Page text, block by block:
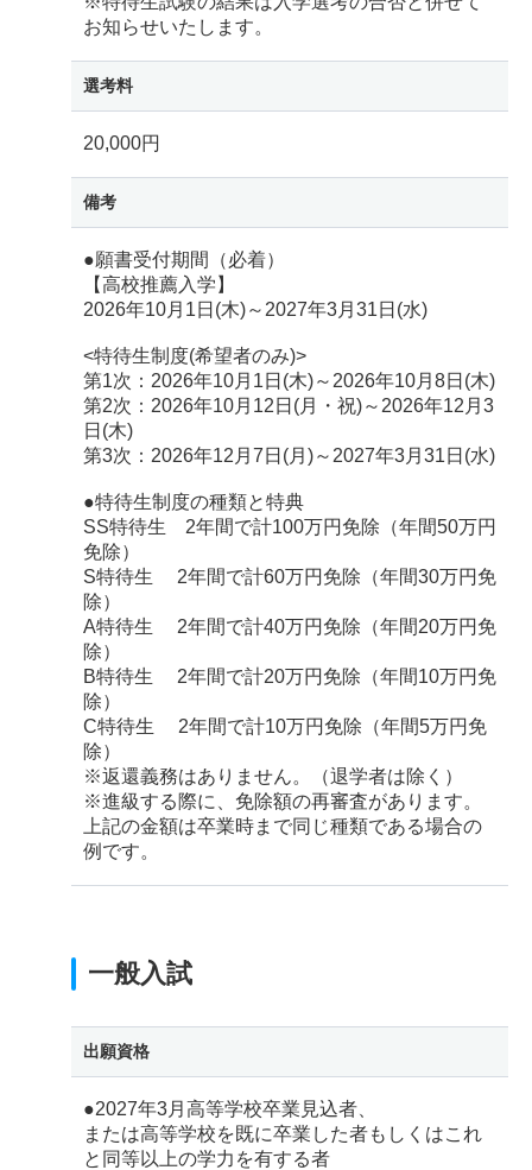
お知らせいたします。
選考料
20,000円
備考
●願書受付期間（必着）
【高校推薦入学】
2026年10月1日(木)～2027年3月31日(水)
<特待生制度(希望者のみ)>
第1次：2026年10月1日(木)～2026年10月8日(木)
第2次：2026年10月12日(月・祝)～2026年12月3
日(木)
第3次：2026年12月7日(月)～2027年3月31日(水)
●特待生制度の種類と特典
SS特待生 2年間で計100万円免除（年間50万円
免除）
S特待生 2年間で計60万円免除（年間30万円免
除）
A特待生 2年間で計40万円免除（年間20万円免
除）
B特待生 2年間で計20万円免除（年間10万円免
除）
C特待生 2年間で計10万円免除（年間5万円免
除）
※返還義務はありません。（退学者は除く）
※進級する際に、免除額の再審査があります。
上記の金額は卒業時まで同じ種類である場合の
例です。
一般入試
出願資格
●2027年3月高等学校卒業見込者、
または高等学校を既に卒業した者もしくはこれ
と同等以上の学力を有する者